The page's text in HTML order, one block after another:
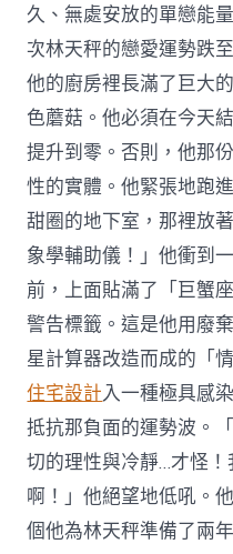
久、無處安放的單戀能
次林天秤的戀愛運勢跌
他的廚房裡長滿了巨大
色蘑菇。他必須在今天
提升到零。否則，他那
性的實體。他緊張地跑
甜圈的地下室，那裡放
象學輔助儀！」他衝到
前，上面貼滿了「巨蟹
警告標籤。這是他用廢
星計算器改造而成的「
住宅設計入一種極具感
抵抗那負面的運勢波。
切的理性與冷靜…才怪
啊！」他絕望地低吼。
個他為林天秤準備了兩